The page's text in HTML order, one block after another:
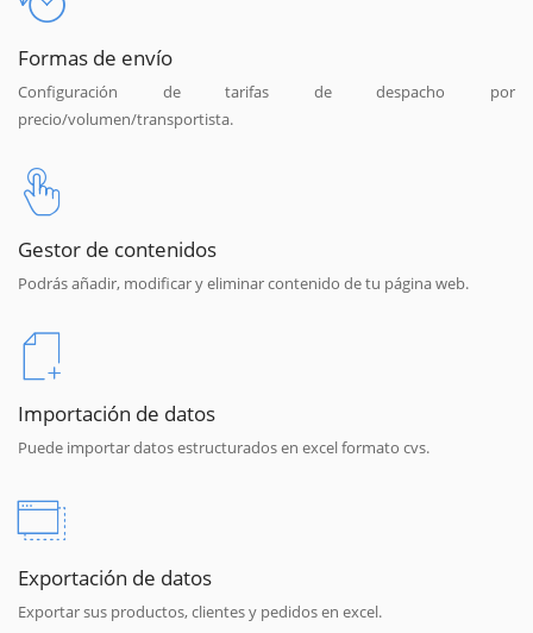
Formas de envío
Configuración de tarifas de despacho por
precio/volumen/transportista.
Gestor de contenidos
Podrás añadir, modificar y eliminar contenido de tu página web.
Importación de datos
Puede importar datos estructurados en excel formato cvs.
Exportación de datos
Exportar sus productos, clientes y pedidos en excel.